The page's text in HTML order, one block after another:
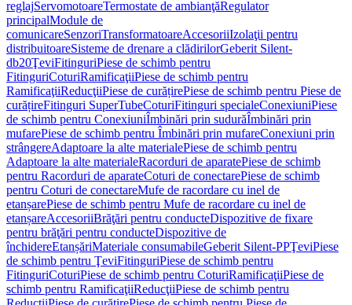
reglajServomotoareTermostate de ambianţăRegulator
principalModule de
comunicareSenzoriTransformatoareAccesoriiIzolaţii pentru
distribuitoareSisteme de drenare a clădirilorGeberit Silent-
db20ŢeviFitinguriPiese de schimb pentru
FitinguriCoturiRamificaţiiPiese de schimb pentru
RamificaţiiReducţiiPiese de curățirePiese de schimb pentru Piese de
curățireFitinguri SuperTubeCoturiFitinguri specialeConexiuniPiese
de schimb pentru ConexiuniÎmbinări prin sudurăÎmbinări prin
mufarePiese de schimb pentru Îmbinări prin mufareConexiuni prin
strângereAdaptoare la alte materialePiese de schimb pentru
Adaptoare la alte materialeRacorduri de aparatePiese de schimb
pentru Racorduri de aparateCoturi de conectarePiese de schimb
pentru Coturi de conectareMufe de racordare cu inel de
etanșarePiese de schimb pentru Mufe de racordare cu inel de
etanșareAccesoriiBrăţări pentru conducteDispozitive de fixare
pentru brăţări pentru conducteDispozitive de
închidereEtanșăriMateriale consumabileGeberit Silent-PPŢeviPiese
de schimb pentru ŢeviFitinguriPiese de schimb pentru
FitinguriCoturiPiese de schimb pentru CoturiRamificaţiiPiese de
schimb pentru RamificaţiiReducţiiPiese de schimb pentru